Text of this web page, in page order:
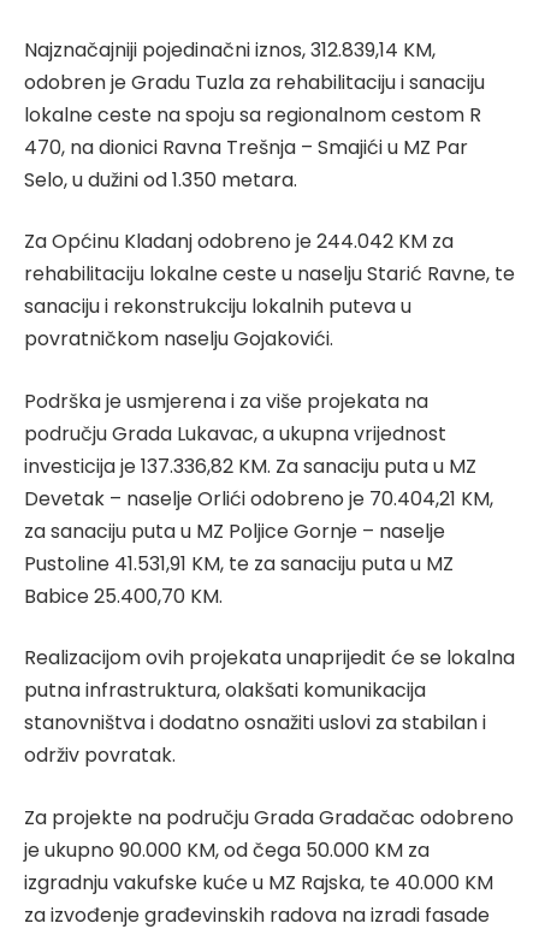
Najznačajniji pojedinačni iznos, 312.839,14 KM,
odobren je Gradu Tuzla za rehabilitaciju i sanaciju
lokalne ceste na spoju sa regionalnom cestom R
470, na dionici Ravna Trešnja – Smajići u MZ Par
Selo, u dužini od 1.350 metara.
Za Općinu Kladanj odobreno je 244.042 KM za
rehabilitaciju lokalne ceste u naselju Starić Ravne, te
sanaciju i rekonstrukciju lokalnih puteva u
povratničkom naselju Gojakovići.
Podrška je usmjerena i za više projekata na
području Grada Lukavac, a ukupna vrijednost
investicija je 137.336,82 KM. Za sanaciju puta u MZ
Devetak – naselje Orlići odobreno je 70.404,21 KM,
za sanaciju puta u MZ Poljice Gornje – naselje
Pustoline 41.531,91 KM, te za sanaciju puta u MZ
Babice 25.400,70 KM.
Realizacijom ovih projekata unaprijedit će se lokalna
putna infrastruktura, olakšati komunikacija
stanovništva i dodatno osnažiti uslovi za stabilan i
održiv povratak.
Za projekte na području Grada Gradačac odobreno
je ukupno 90.000 KM, od čega 50.000 KM za
izgradnju vakufske kuće u MZ Rajska, te 40.000 KM
za izvođenje građevinskih radova na izradi fasade